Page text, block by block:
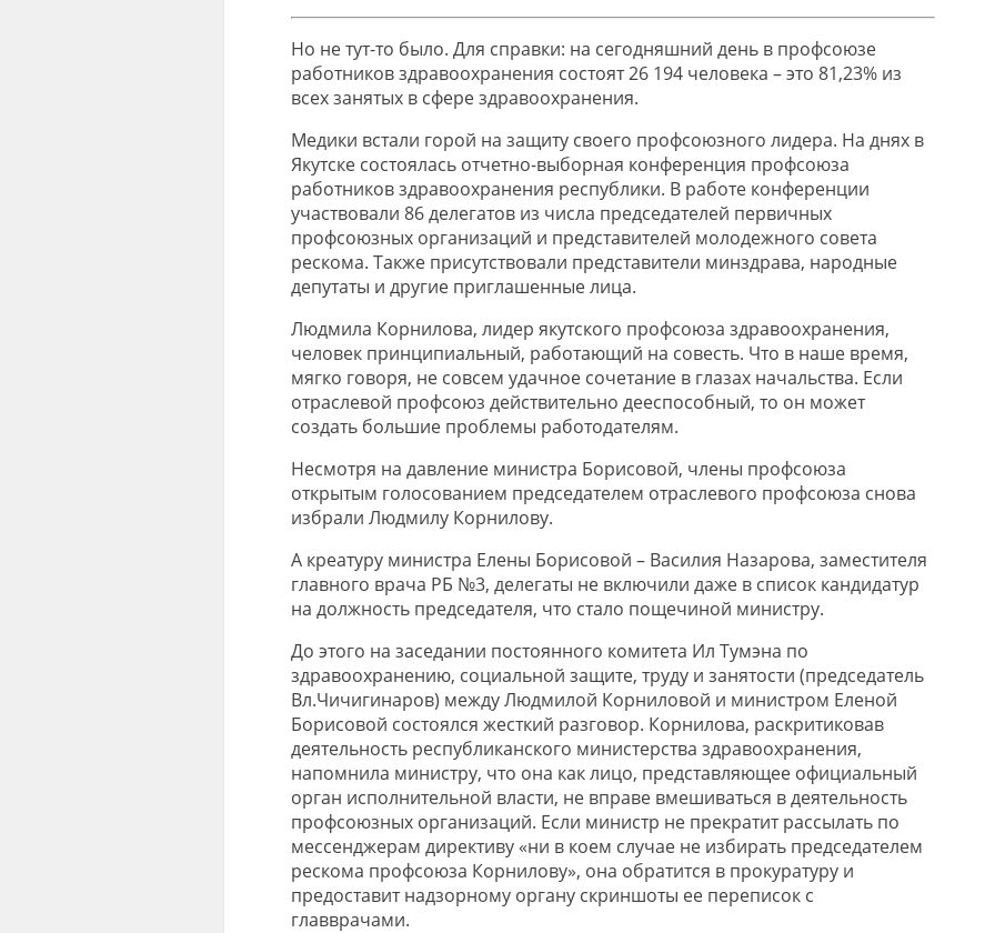
Но не тут-то было. Для справки: на сегодняшний день в профсоюзе
работников здравоохранения состоят 26 194 человека – это 81,23% из
всех занятых в сфере здравоохранения.
Медики встали горой на защиту своего профсоюзного лидера. На днях в
Якутске состоялась отчетно-выборная конференция профсоюза
работников здравоохранения республики. В работе конференции
участвовали 86 делегатов из числа председателей первичных
профсоюзных организаций и представителей молодежного совета
рескома. Также присутствовали представители минздрава, народные
депутаты и другие приглашенные лица.
Людмила Корнилова, лидер якутского профсоюза здравоохранения,
человек принципиальный, работающий на совесть. Что в наше время,
мягко говоря, не совсем удачное сочетание в глазах начальства. Если
отраслевой профсоюз действительно дееспособный, то он может
создать большие проблемы работодателям.
Несмотря на давление министра Борисовой, члены профсоюза
открытым голосованием председателем отраслевого профсоюза снова
избрали Людмилу Корнилову.
А креатуру министра Елены Борисовой – Василия Назарова, заместителя
главного врача РБ №3, делегаты не включили даже в список кандидатур
на должность председателя, что стало пощечиной министру.
До этого на заседании постоянного комитета Ил Тумэна по
здравоохранению, социальной защите, труду и занятости (председатель
Вл.Чичигинаров) между Людмилой Корниловой и министром Еленой
Борисовой состоялся жесткий разговор. Корнилова, раскритиковав
деятельность республиканского министерства здравоохранения,
напомнила министру, что она как лицо, представляющее официальный
орган исполнительной власти, не вправе вмешиваться в деятельность
профсоюзных организаций. Если министр не прекратит рассылать по
мессенджерам директиву «ни в коем случае не избирать председателем
рескома профсоюза Корнилову», она обратится в прокуратуру и
предоставит надзорному органу скриншоты ее переписок с
главврачами.